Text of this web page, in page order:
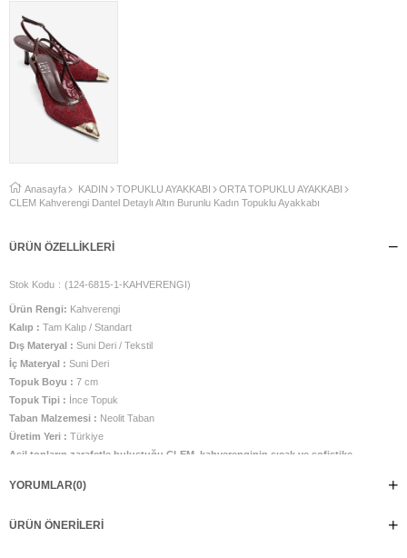
Anasayfa KADIN TOPUKLU AYAKKABI
ORTA TOPUKLU AYAKKABI
CLEM Kahverengi Dantel Detaylı Altın Burunlu Kadın Topuklu Ayakkabı
ÜRÜN ÖZELLIKLERI
Stok Kodu (124-6815-1-KAHVERENGI)
Ürün Rengi: Kahverengi
Kalıp : Tam Kalıp / Standart
Dış Materyal : Suni Deri / Tekstil
İç Materyal : Suni Deri
Topuk Boyu : 7 cm
Topuk Tipi : İnce Topuk
Taban Malzemesi : Neolit Taban
Üretim Yeri : Türkiye
Asil tonların zarafetle buluştuğu CLEM, kahverenginin sıcak ve sofistike
hazırlanmış dantel yüzeyi, parlak biye detayları ve sivri burundaki altın renkli
tasarımı ve feminen silueti sayesinde hem özel davetlerde hem de günlük
YORUMLAR(0)
ÜRÜN ÖNERILERI